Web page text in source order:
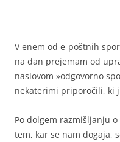
V enem od e-poštnih
na dan prejemam od
naslovom »odgovorno
nekaterimi priporočili, ki
Po dolgem razmišljanju
tem, kar se nam dogaja,